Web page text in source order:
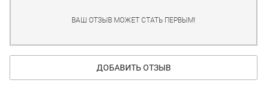
ВАШ ОТЗЫВ МОЖЕТ СТАТЬ ПЕРВЫМ!
ДОБАВИТЬ ОТЗЫВ